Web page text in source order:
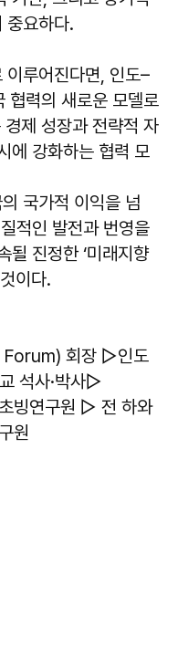
중요하다.
이루어진다면, 인도–
협력의 새로운 모델로
제 성장과 전략적 자
에 강화하는 협력 모
국가적 이익을 넘
적인 발전과 번영을
될 진정한 ‘미래지향
이다.
회장 ▷인도
석사·박사▷
빙연구원 ▷ 전 하와
원